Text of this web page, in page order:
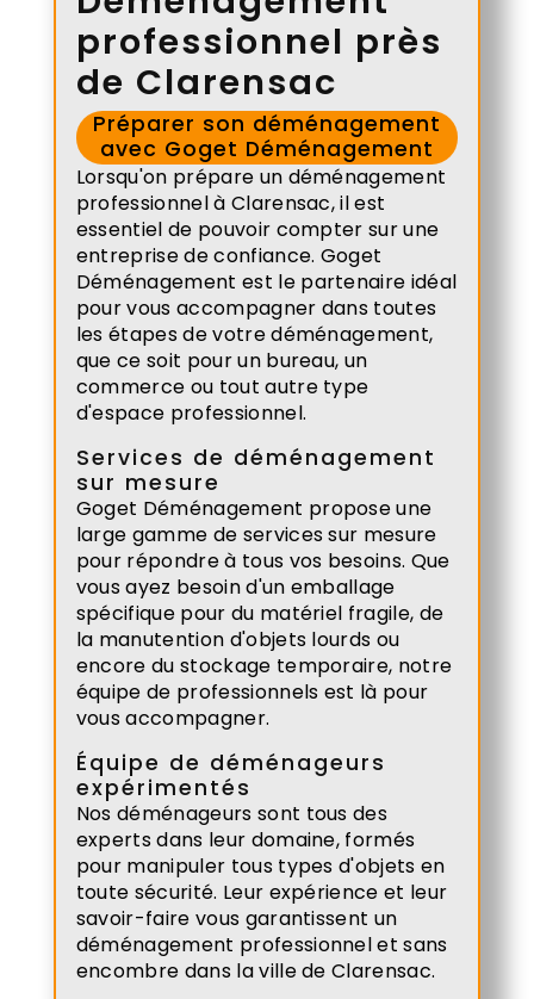
professionnel près
de Clarensac
Préparer son déménagement
avec Goget Déménagement
Lorsqu'on prépare un déménagement
professionnel à Clarensac, il est
essentiel de pouvoir compter sur une
entreprise de confiance. Goget
Déménagement est le partenaire idéal
pour vous accompagner dans toutes
les étapes de votre déménagement,
que ce soit pour un bureau, un
commerce ou tout autre type
d'espace professionnel.
Services de déménagement
sur mesure
Goget Déménagement propose une
large gamme de services sur mesure
pour répondre à tous vos besoins. Que
vous ayez besoin d'un emballage
spécifique pour du matériel fragile, de
la manutention d'objets lourds ou
encore du stockage temporaire, notre
équipe de professionnels est là pour
vous accompagner.
Équipe de déménageurs
expérimentés
Nos déménageurs sont tous des
experts dans leur domaine, formés
pour manipuler tous types d'objets en
toute sécurité. Leur expérience et leur
savoir-faire vous garantissent un
déménagement professionnel et sans
encombre dans la ville de Clarensac.